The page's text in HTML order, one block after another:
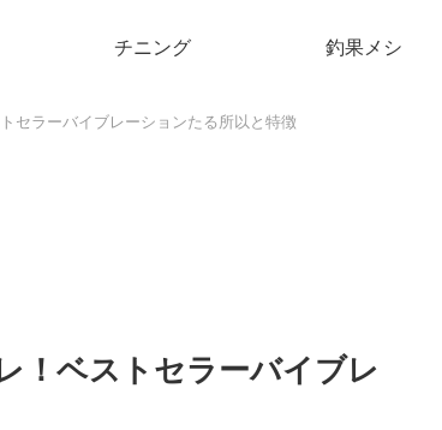
チニング 釣果メシ
セラーバイブレーションたる所以と特徴
！ベストセラーバイブレ